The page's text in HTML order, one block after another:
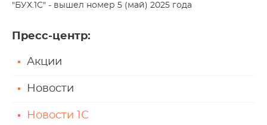
"БУХ.1С" - вышел номер 5 (май) 2025 года
Пресс-центр:
Акции
Новости
Новости 1С